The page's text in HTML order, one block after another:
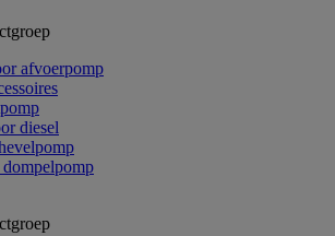
afvoerpomp
diesel